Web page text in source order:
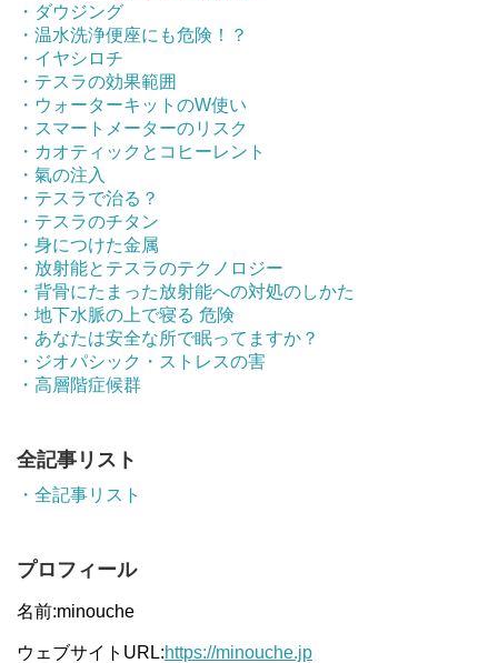
・ダウジング
・温水洗浄便座にも危険！？
・イヤシロチ
・テスラの効果範囲
・ウォーターキットのW使い
・スマートメーターのリスク
・カオティックとコヒーレント
・氣の注入
・テスラで治る？
・テスラのチタン
・身につけた金属
・放射能とテスラのテクノロジー
・背骨にたまった放射能への対処のしかた
・地下水脈の上で寝る 危険
・あなたは安全な所で眠ってますか？
・ジオパシック・ストレスの害
・高層階症候群
全記事リスト
・全記事リスト
プロフィール
名前:minouche
ウェブサイトURL:https://minouche.jp